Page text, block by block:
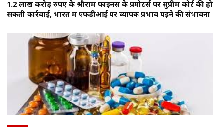
1.2 लाख करोड़ रुपए के श्रीराम फाइनेंस के प्रमोटर्स पर सुप्रीम कोर्ट की हो
सकती कार्रवाई, भारत में एफडीआई पर व्यापक प्रभाव पड़ने की संभावना